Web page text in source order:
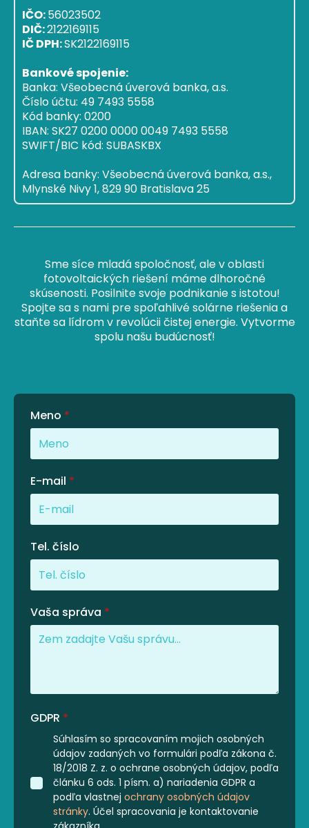
IČO:56023502
DIČ:2122169115
IČ DPH:SK2122169115
Bankové spojenie:
Banka: Všeobecná úverová banka, a.s.
Číslo účtu: 49 7493 5558
Kód banky: 0200
IBAN: SK27 0200 0000 0049 7493 5558
SWIFT/BIC kód: SUBASKBX
Adresa banky: Všeobecná úverová banka, a.s.,
Mlynské Nivy 1, 829 90 Bratislava 25
Sme síce mladá spoločnosť, ale v oblasti
fotovoltaických riešení máme dlhoročné
skúsenosti. Posilnite svoje podnikanie s istotou!
Spojte sa s nami pre spoľahlivé solárne riešenia a
staňte sa lídrom v revolúcii čistej energie. Vytvorme
spolu našu budúcnosť!
Meno *
E-mail *
Tel. číslo
Vaša správa *
GDPR *
Súhlasím so spracovaním mojich osobných
údajov zadaných vo formulári podľa zákona č.
18/2018 Z. z. o ochrane osobných údajov, podľa
článku 6 ods. 1 písm. a) nariadenia GDPR a
podľa vlastnej ochrany osobných údajov
stránky. Účel spracovania je kontaktovanie